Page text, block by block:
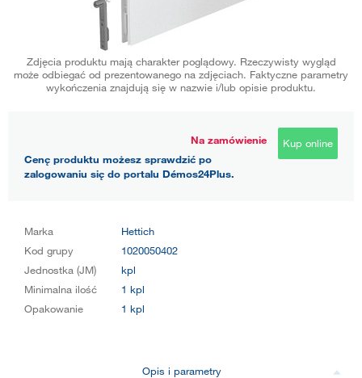
Zdjęcia produktu mają charakter poglądowy. Rzeczywisty wygląd
może odbiegać od prezentowanego na zdjęciach. Faktyczne parametry
wykończenia znajdują się w nazwie i/lub opisie produktu.
Na zamówienie
Cenę produktu możesz sprawdzić po
zalogowaniu się do portalu Démos24Plus.
Kup online
Marka
Hettich
Kod grupy
1020050402
Jednostka (JM)
kpl
Minimalna ilość
1 kpl
Opakowanie
1 kpl
Opis i parametry